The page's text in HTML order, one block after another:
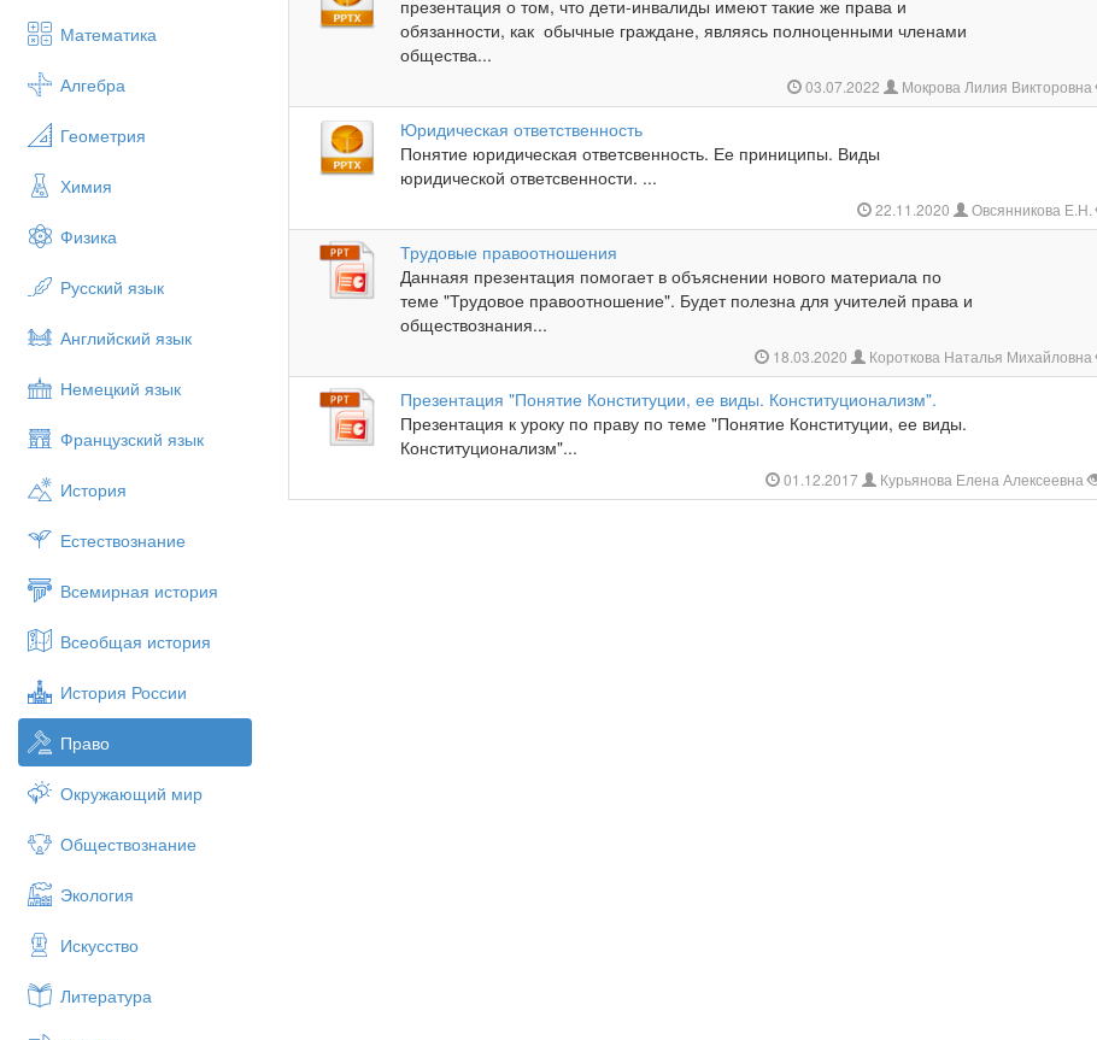
Математика
Алгебра
Геометрия
Химия
Физика
Русский язык
Английский язык
Немецкий язык
Французский язык
История
Естествознание
Всемирная история
Всеобщая история
История России
Право
Окружающий мир
Обществознание
Экология
Искусство
Литература
презентация о том, что дети-инвалиды имеют такие же права и
обязанности, как обычные граждане, являясь полноценными членами
общества...
03.07.2022 Мокрова Лилия Викторовна
Юридическая ответственность
Понятие юридическая ответсвенность. Ее приниципы. Виды
юридической ответсвенности. ...
22.11.2020 Овсянникова Е.Н.
Трудовые правоотношения
Даннаяя презентация помогает в объяснении нового материала по
теме "Трудовое правоотношение". Будет полезна для учителей права и
обществознания...
18.03.2020 Короткова Наталья Михайловна
Презентация "Понятие Конституции, ее виды. Конституционализм".
Презентация к уроку по праву по теме "Понятие Конституции, ее виды.
Конституционализм"...
01.12.2017 Курьянова Елена Алексеевна